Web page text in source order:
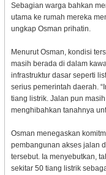
Sebagian warga bahkan
utama ke rumah mereka
ungkap Osman prihatin.
Menurut Osman, kondisi
masih berada di dalam
infrastruktur dasar seperti
serius pemerintah daerah.
tiang listrik. Jalan pun
menghibahkan tanahnya
Osman menegaskan
pembangunan akses jalan
tersebut. Ia menyebutkan,
sekitar 50 tiang listrik